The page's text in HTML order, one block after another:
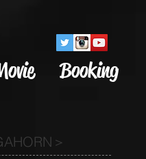
Booking
＞